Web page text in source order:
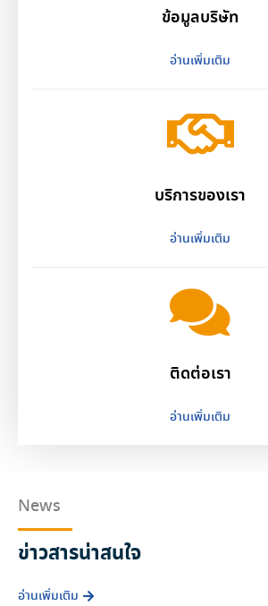
ข้อมูลบริษัท
อ่านเพิ่มเติม
บริการของเรา
อ่านเพิ่มเติม
ติดต่อเรา
อ่านเพิ่มเติม
News
ข่าวสารน่าสนใจ
อ่านเพิ่มเติม